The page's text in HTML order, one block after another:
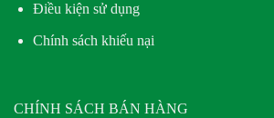
Điều kiện sử dụng
Chính sách khiếu nại
CHÍNH SÁCH BÁN HÀNG